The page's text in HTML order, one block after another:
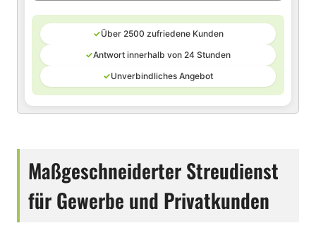
✓Über 2500 zufriedene Kunden
✓Antwort innerhalb von 24 Stunden
✓Unverbindliches Angebot
Maßgeschneiderter Streudienst
für Gewerbe und Privatkunden